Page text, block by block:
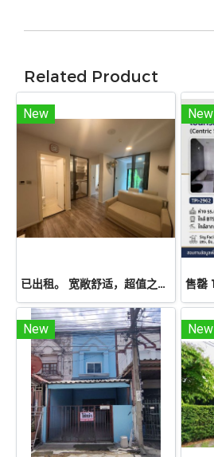
Related Product
New
已出租。 宽敞舒适，超值之选！出租公寓Atmoz Chaengwattana，34.88 平方米，两室一厅，二楼。毗邻 Lotus、Makro 和 Central Chaengwattana 购物中心。近 MRT Sri Ratch 地铁站和 Sri Ratch 高速公路！
New
New New